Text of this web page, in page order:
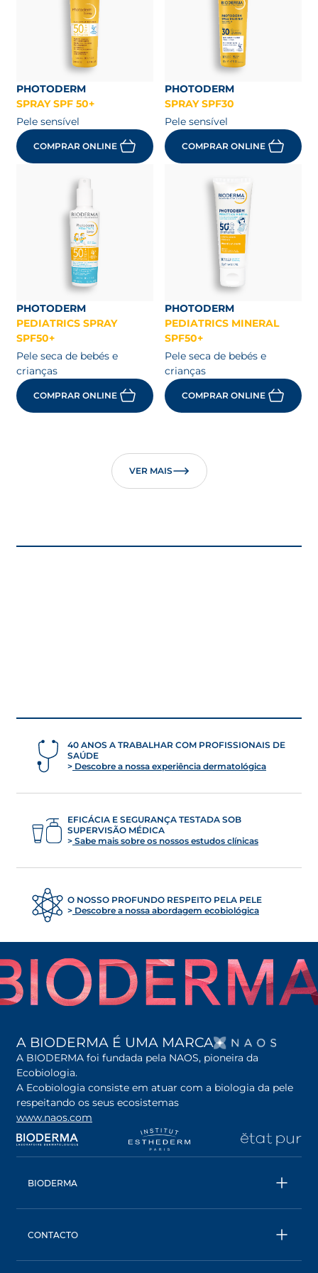
PHOTODERM
SPRAY SPF 50+
Pele sensível
COMPRAR ONLINE
PHOTODERM
SPRAY SPF30
Pele sensível
COMPRAR ONLINE
PHOTODERM
PEDIATRICS SPRAY
SPF50+
Pele seca de bebés e
crianças
COMPRAR ONLINE
PHOTODERM
PEDIATRICS MINERAL
SPF50+
Pele seca de bebés e
crianças
COMPRAR ONLINE
VER MAIS
40 ANOS A TRABALHAR COM PROFISSIONAIS DE
SAÚDE
Descobre a nossa experiência dermatológica
EFICÁCIA E SEGURANÇA TESTADA SOB
SUPERVISÃO MÉDICA
Sabe mais sobre os nossos estudos clínicas
O NOSSO PROFUNDO RESPEITO PELA PELE
Descobre a nossa abordagem ecobiológica
A BIODERMA É UMA MARCA
A BIODERMA foi fundada pela NAOS, pioneira da
Ecobiologia.
A Ecobiologia consiste em atuar com a biologia da pele
respeitando os seus ecosistemas
www.naos.com
opens in a new tab opens in a new tab
BIODERMA
Água Micelar
CONTACTO